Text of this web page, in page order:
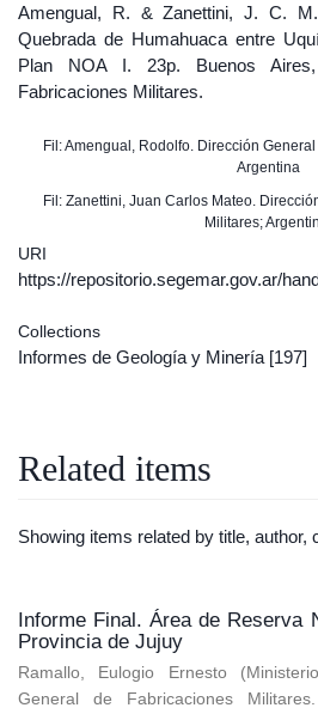
Amengual, R. & Zanettini, J. C.
Quebrada de Humahuaca entre
Plan NOA I. 23p. Buenos
Fabricaciones Militares.
Fil: Amengual, Rodolfo. Dirección
Argentina
Fil: Zanettini, Juan Carlos Mateo.
Militares;
URI
https://repositorio.segemar.gov.ar/
Collections
Informes de Geología y Minería [197]
Related items
Showing items related by title, author,
Informe Final. Área de Reserva
Provincia de Jujuy
Ramallo, Eulogio Ernesto (
General de Fabricaciones